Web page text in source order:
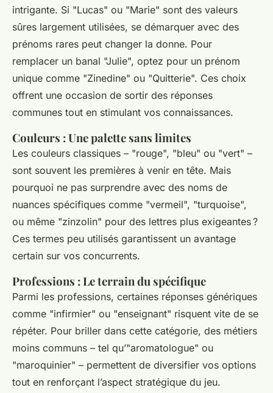
intrigante. Si "Lucas" ou "Marie" sont des valeurs
sûres largement utilisées, se démarquer avec des
prénoms rares peut changer la donne. Pour
remplacer un banal "Julie", optez pour un prénom
unique comme "Zinedine" ou "Quitterie". Ces choix
offrent une occasion de sortir des réponses
communes tout en stimulant vos connaissances.
Couleurs : Une palette sans limites
Les couleurs classiques – "rouge", "bleu" ou "vert" –
sont souvent les premières à venir en tête. Mais
pourquoi ne pas surprendre avec des noms de
nuances spécifiques comme "vermeil", "turquoise",
ou même "zinzolin" pour des lettres plus exigeantes ?
Ces termes peu utilisés garantissent un avantage
certain sur vos concurrents.
Professions : Le terrain du spécifique
Parmi les professions, certaines réponses génériques
comme "infirmier" ou "enseignant" risquent vite de se
répéter. Pour briller dans cette catégorie, des métiers
moins communs – tel qu’"aromatologue" ou
"maroquinier" – permettent de diversifier vos options
tout en renforçant l’aspect stratégique du jeu.